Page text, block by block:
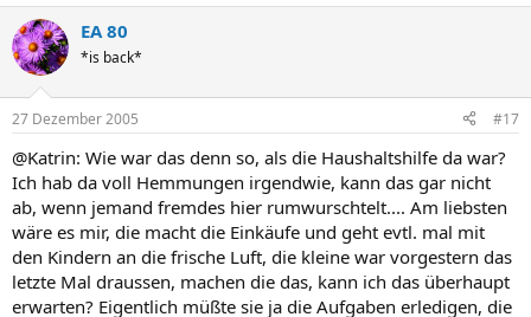
EA 80
*is back*
27 Dezember 2005 #17
@Katrin: Wie war das denn so, als die Haushaltshilfe da war?
Ich hab da voll Hemmungen irgendwie, kann das gar nicht
ab, wenn jemand fremdes hier rumwurschtelt.... Am liebsten
wäre es mir, die macht die Einkäufe und geht evtl. mal mit
den Kindern an die frische Luft, die kleine war vorgestern das
letzte Mal draussen, machen die das, kann ich das überhaupt
erwarten? Eigentlich müßte sie ja die Aufgaben erledigen, die